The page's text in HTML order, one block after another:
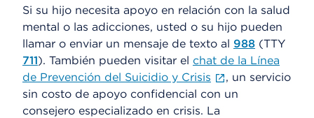
Si su hijo necesita apoyo en relación con la salud
mental o las adicciones, usted o su hijo pueden
llamar o enviar un mensaje de texto al 988 (TTY
711). También pueden visitar el chat de la Línea
de Prevención del Suicidio y Crisis
, un servicio
sin costo de apoyo confidencial con un
consejero especializado en crisis. La